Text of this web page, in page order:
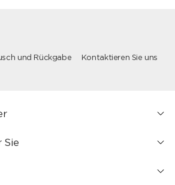
und Rückgabe Kontaktieren Sie uns
Sie